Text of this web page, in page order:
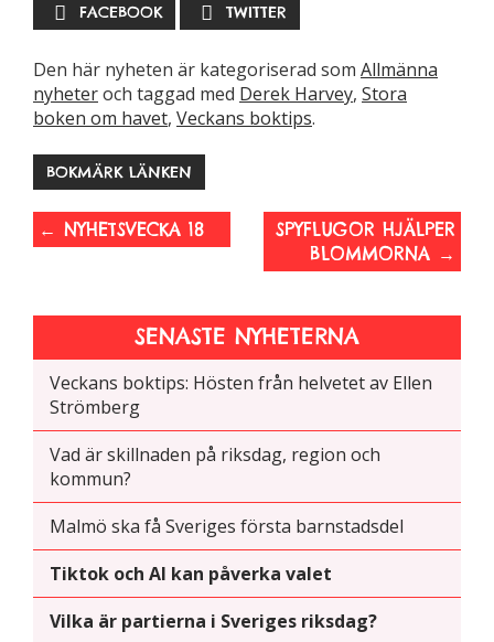
FACEBOOK TWITTER
Den här nyheten är kategoriserad som Allmänna
nyheteroch taggad med Derek Harvey, Stora
boken om havet, Veckans boktips.
BOKMÄRK LÄNKEN
← NYHETSVECKA 18
SPYFLUGOR HJÄLPER
BLOMMORNA →
SENASTE NYHETERNA
Veckans boktips: Hösten från helvetet av Ellen
Strömberg
Vad är skillnaden på riksdag, region och
kommun?
Malmö ska få Sveriges första barnstadsdel
Tiktok och AI kan påverka valet
Vilka är partierna i Sveriges riksdag?